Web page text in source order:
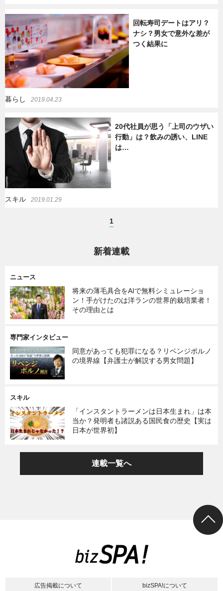
回転寿司デートはアリ？
ナシ？男女で意外な差が
つく結果に
暮らし 2019.04.23
20代社員が思う「上司のウザい
行動」は？飲みの誘い、LINE
は…
スキル 2019.01.29
1
新着連載
ニュース
将来の薄毛具合をAIで無料シミュレーショ
ン！手がけたのは洋ランの世界的栽培業者！
その理由とは
専門家インタビュー
同意があっても犯罪になる？リベンジポルノ
の境界線【弁護士が解説する男女問題】
スキル
「インスタントラーメンは日本生まれ」は本
当か？発明者も諸説ある国民食の歴史【実は
日本が世界初】
連載一覧へ
広告掲載について bizSPA!について